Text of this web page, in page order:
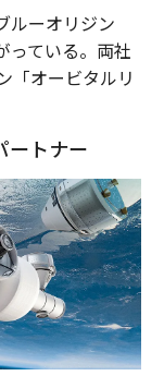
ルーオリジン
っている。両社
「オービタルリ
ートナー